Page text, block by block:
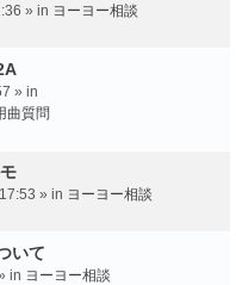
» in ヨーヨー相談
» in
曲質問
» in ヨーヨー相談
いて
in ヨーヨー相談